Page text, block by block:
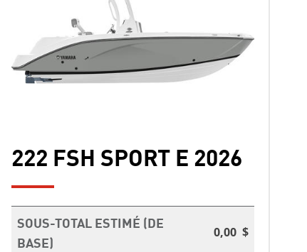
222 FSH SPORT E 2026
SOUS-TOTAL ESTIMÉ (DE
BASE)
0,00 $